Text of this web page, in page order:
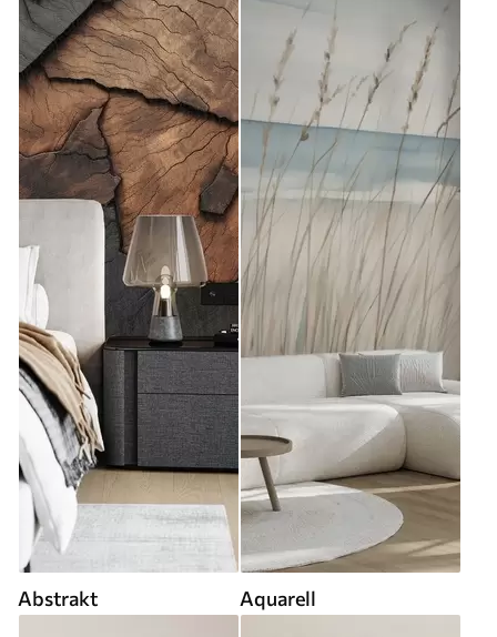
Abstrakt Aquarell